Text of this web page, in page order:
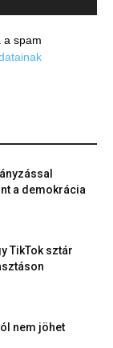
a spam
a demokrácia
TikTok sztár
nem jöhet